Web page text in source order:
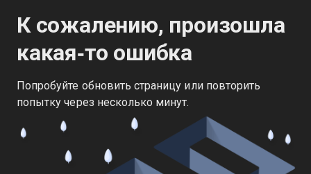
К сожалению, произошла
какая‑то ошибка
Попробуйте обновить страницу или повторить
попытку через несколько минут.